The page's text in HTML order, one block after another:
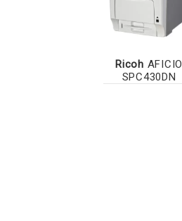
Ricoh AFICIO
SPC430DN